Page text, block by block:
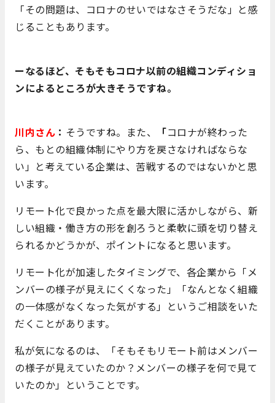
「その問題は、コロナのせいではなさそうだな」と感
じることもあります。
ーなるほど、そもそもコロナ以前の組織コンディショ
ンによるところが大きそうですね。
川内さん ： そうですね。また、 「コロナが終わった
ら、もとの組織体制にやり方を戻さなければならな
い」と考えている企業は、苦戦するのではないかと思
います。
リモート化で良かった点を最大限に活かしながら、新
しい組織・働き方の形を創ろうと柔軟に頭を切り替え
られるかどうかが、ポイントになると思います。
リモート化が加速したタイミングで、各企業から「メ
ンバーの様子が見えにくくなった」「なんとなく組織
の一体感がなくなった気がする」というご相談をいた
だくことがあります。
私が気になるのは、「そもそもリモート前はメンバー
の様子が見えていたのか？メンバーの様子を何で見て
いたのか」ということです。